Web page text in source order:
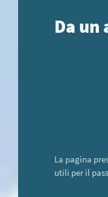
Da un
La pagina
utili per il